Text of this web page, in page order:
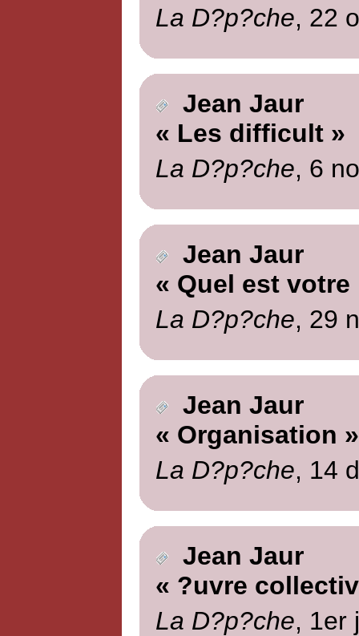
La D?p?che, 22
Jean Jaur
« Les difficult »
La D?p?che, 6
Jean Jaur
« Quel est votre
La D?p?che, 29
Jean Jaur
« Organisation »
La D?p?che, 14
Jean Jaur
« ?uvre
La D?p?che, 1er